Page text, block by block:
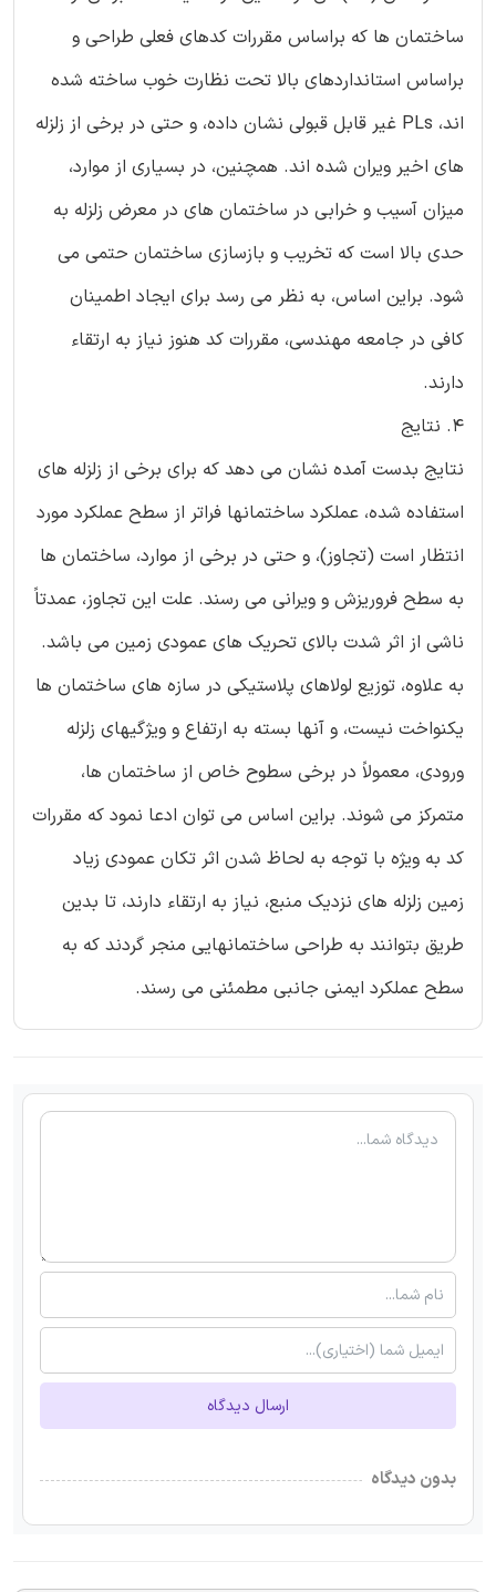
ساختمان ها که براساس مقررات کدهای فعلی طراحی و
براساس استانداردهای بالا تحت نظارت خوب ساخته شده
اند، PLs غیر قابل قبولی نشان داده، و حتی در برخی از زلزله
های اخیر ویران شده اند. همچنین، در بسیاری از موارد،
میزان آسیب و خرابی در ساختمان های در معرض زلزله به
حدی بالا است که تخریب و بازسازی ساختمان حتمی می
شود. براین اساس، به نظر می رسد برای ایجاد اطمینان
کافی در جامعه مهندسی، مقررات کد هنوز نیاز به ارتقاء
دارند.
4. نتایج
نتایج بدست آمده نشان می دهد که برای برخی از زلزله های
استفاده شده، عملکرد ساختمانها فراتر از سطح عملکرد مورد
انتظار است (تجاوز)، و حتی در برخی از موارد، ساختمان ها
به سطح فروریزش و ویرانی می رسند. علت این تجاوز، عمدتاً
ناشی از اثر شدت بالای تحریک های عمودی زمین می باشد.
به علاوه، توزیع لولاهای پلاستیکی در سازه های ساختمان ها
یکنواخت نیست، و آنها بسته به ارتفاع و ویژگیهای زلزله
ورودی، معمولاً در برخی سطوح خاص از ساختمان ها،
متمرکز می شوند. براین اساس می توان ادعا نمود که مقررات
کد به ویژه با توجه به لحاظ شدن اثر تکان عمودی زیاد
زمین زلزله های نزدیک منبع، نیاز به ارتقاء دارند، تا بدین
طریق بتوانند به طراحی ساختمانهایی منجر گردند که به
سطح عملکرد ایمنی جانبی مطمئنی می رسند.
ارسال دیدگاه
بدون دیدگاه